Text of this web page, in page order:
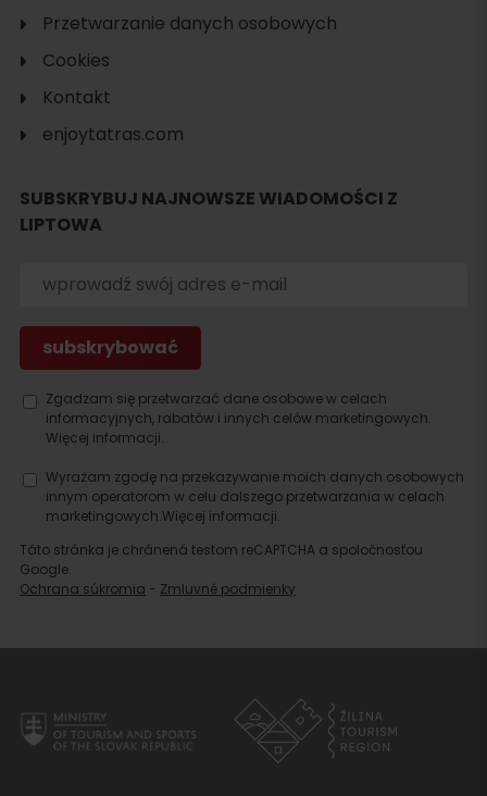
noclegu
Przetwarzanie danych osobowych
Cookies
Kontakt
enjoytatras.com
SUBSKRYBUJ NAJNOWSZE WIADOMOŚCI Z
LIPTOWA
Zgadzam się przetwarzać dane osobowe w celach
informacyjnych, rabatów i innych celów marketingowych.
Więcej informacji.
Wyrażam zgodę na przekazywanie moich danych osobowych
innym operatorom w celu dalszego przetwarzania w celach
marketingowych.Więcej informacji.
Táto stránka je chránená testom reCAPTCHA a spoločnosťou
Google.
Ochrana súkromia - Zmluvné podmienky